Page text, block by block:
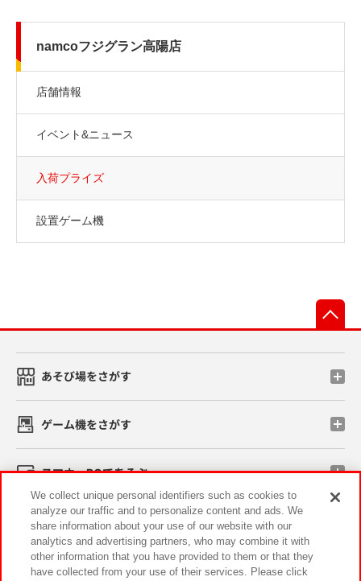
namcoフジグラン高陽店
店舗情報
イベント&ニュース
入荷プライズ
設置ゲーム機
あそび場をさがす
ゲーム機をさがす
スマホ・PCであそぶ
イベント・キャンペーン
We collect unique personal identifiers such as cookies to
analyze our traffic and to personalize content and ads. We
share information about your use of our website with our
analytics and advertising partners, who may combine it with
other information that you have provided to them or that they
have collected from your use of their services. Please click